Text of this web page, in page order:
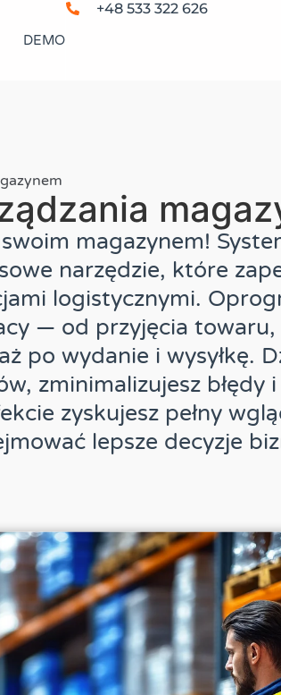
DEMO
+48 533 322 626
magazynem!
narzędzie, które
logistycznymi.
— od przyjęcia towaru,
po wydanie i wysyłkę.
zminimalizujesz błędy
zyskujesz pełny
lepsze decyzje